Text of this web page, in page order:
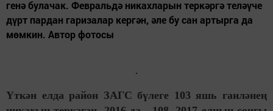
генә булачак. Февральдә никахларын теркәргә теләүче
дүрт пардан гаризалар кергән, әле бу сан артырга да
мөмкин. Автор фотосы
Үткән елда район ЗАГС бүлеге 103 яшь гаиләнең